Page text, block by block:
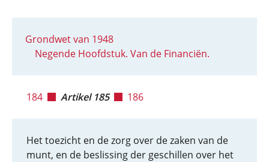
Grondwet van 1948
Negende Hoofdstuk. Van de Financiën.
184 Artikel 185 186
Het toezicht en de zorg over de zaken van de
munt, en de beslissing der geschillen over het